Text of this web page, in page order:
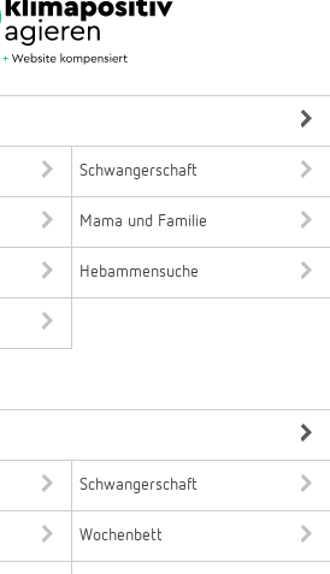
Schwangerschaft
Mama und Familie
Hebammensuche
Schwangerschaft
Wochenbett